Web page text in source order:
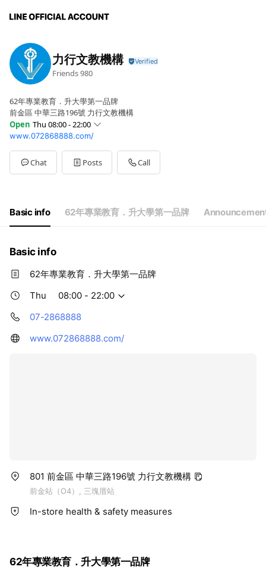
力行文教機構
Friends980
62年專業教育．升大學第一品牌
前金區 中華三路196號 力行文教機構
Open Thu 08:00 - 22:00
Sun08:00 - 21:00
Mon08:00 - 22:00
Tue08:00 - 22:00
Wed08:00 - 22:00
08:00 - 21:00
www.072868888.com/
Chat Posts Call
Basic info 62年專業教育．升大學第一品牌
Basic info
62年專業教育．升大學第一品牌
Thu
08:00 - 22:00
07-2868888
www.072868888.com/
801 前金區 中華三路196號 力行文教機構
前金站（O4）, 三塊厝站
In-store health & safety measures
62年專業教育．升大學第一品牌